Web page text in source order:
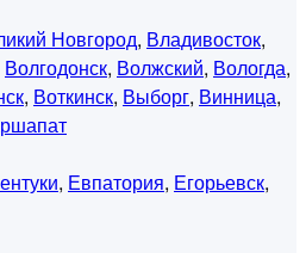
Новгород, Владивосток,
Волгодонск, Волжский, Вологда,
, Воткинск, Выборг, Винница,
, Евпатория, Егорьевск,